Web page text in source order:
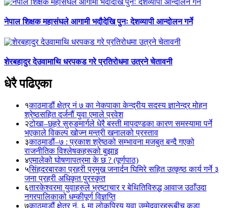
नेपाल शिक्षक महासंघले आगामी भदौदेखि पुनः देशव्यापी आन्दोलन गर्ने
शेरबहादुर देउवामाथि धरपकड गरे प्रतिरोधमा उत्रने चेतावनी
धेरै पढिएका
१काठमाडौं क्षेत्र नं ७ का नेकपाका केन्द्रीय सदस्य ज्ञानेन्द्र मोहन
श्रेष्ठसहित दर्जनौं युवा एमाले प्रवेश
२टोखा–छहरे सुरुङमार्गले धेरै बस्ती मापदण्डका कारण समस्यामा पर्ने
भएकाले विकल्प खोज्न मन्त्री खनालको प्रस्ताव
३काठमाडौं–७ : प्रकाश श्रेष्ठको सम्भावना मजबुत बन्दै गएको
राजनीतिक विश्लेषकहरूको बुझाइ
४एमालेको घोषणापत्रमा के छ ? (पूर्णपाठ)
५सिंहदरबारका प्रहरी प्रमुख जनार्दन घिमिरे सहित उत्कृष्ठ कार्य गर्ने ३
जना प्रहरी अधिकृत पुरस्कृत
६तारकेश्वरमा युवाहरुले भ्रष्टाचार र बेथितिविरुद्ध आवाज उठाँउदा
नगरपालिकाको धम्कीपूर्ण विज्ञप्ति
७काठमाडौं क्षेत्र नं. ६ मा लोकप्रिय युवा उम्मेदवारहरूबीच कडा